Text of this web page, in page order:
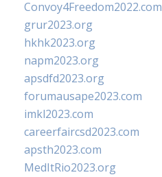
Convoy4Freedom2022.com
grur2023.org
hkhk2023.org
napm2023.org
apsdfd2023.org
forumausape2023.com
imkl2023.com
careerfaircsd2023.com
apsth2023.com
MedItRio2023.org